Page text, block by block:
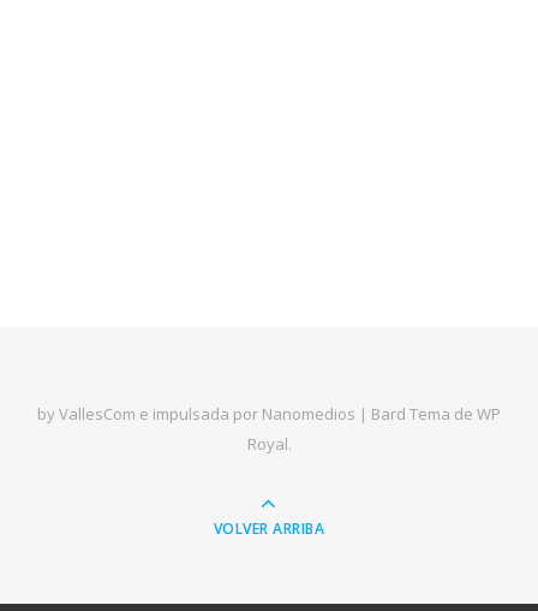
by VallesCom e impulsada por Nanomedios | Bard Tema de WP
Royal.
VOLVER ARRIBA